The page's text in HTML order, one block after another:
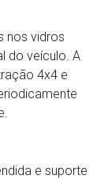
nos vidros
do veículo. A
4x4 e
e suporte